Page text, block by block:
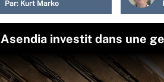
Par: Kurt Marko
investit dans une